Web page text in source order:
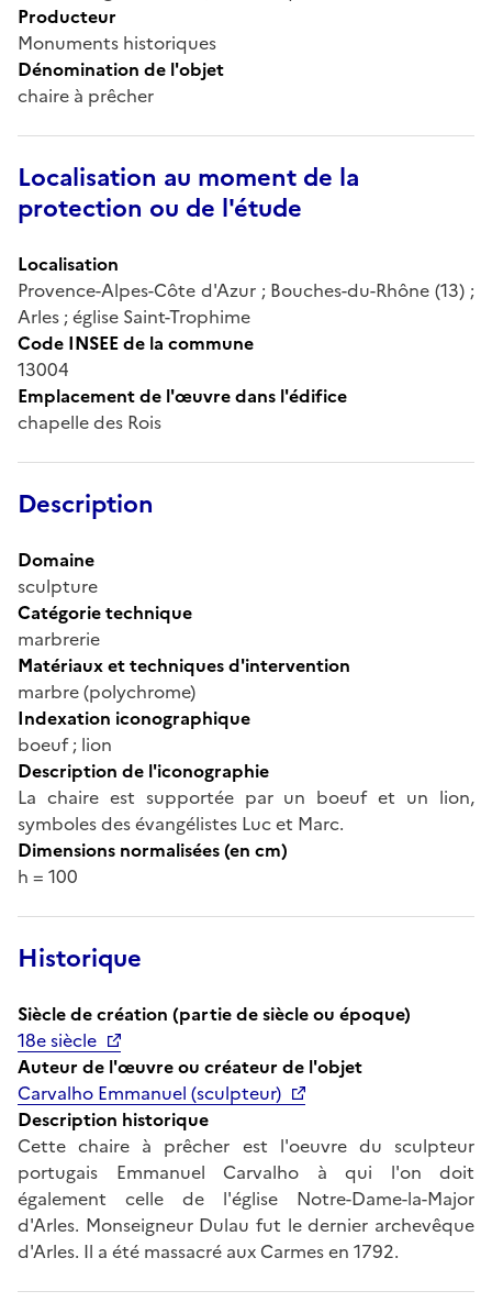
Producteur
Monuments historiques
Dénomination de l'objet
chaire à prêcher
Localisation au moment de la
protection ou de l'étude
Localisation
Provence-Alpes-Côte d'Azur ; Bouches-du-Rhône (13) ;
Arles ; église Saint-Trophime
Code INSEE de la commune
13004
Emplacement de l'œuvre dans l'édifice
chapelle des Rois
Description
Domaine
sculpture
Catégorie technique
marbrerie
Matériaux et techniques d'intervention
marbre (polychrome)
Indexation iconographique
boeuf ; lion
Description de l'iconographie
La chaire est supportée par un boeuf et un lion,
symboles des évangélistes Luc et Marc.
Dimensions normalisées (en cm)
h = 100
Historique
Siècle de création (partie de siècle ou époque)
18e siècle
Auteur de l'œuvre ou créateur de l'objet
Carvalho Emmanuel (sculpteur)
Description historique
Cette chaire à prêcher est l'oeuvre du sculpteur
portugais Emmanuel Carvalho à qui l'on doit
également celle de l'église Notre-Dame-la-Major
d'Arles. Monseigneur Dulau fut le dernier archevêque
d'Arles. Il a été massacré aux Carmes en 1792.